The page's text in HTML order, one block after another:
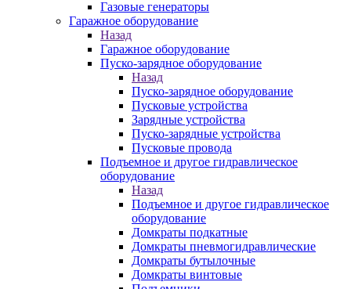
Газовые генераторы
Гаражное оборудование
Назад
Гаражное оборудование
Пуско-зарядное оборудование
Назад
Пуско-зарядное оборудование
Пусковые устройства
Зарядные устройства
Пуско-зарядные устройства
Пусковые провода
Подъемное и другое гидравлическое
оборудование
Назад
Подъемное и другое гидравлическое
оборудование
Домкраты подкатные
Домкраты пневмогидравлические
Домкраты бутылочные
Домкраты винтовые